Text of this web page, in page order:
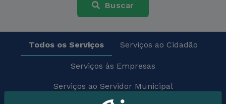
Buscar
Todos os Serviços Serviços ao Cidadão
Serviços às Empresas
Serviços ao Servidor Municipal